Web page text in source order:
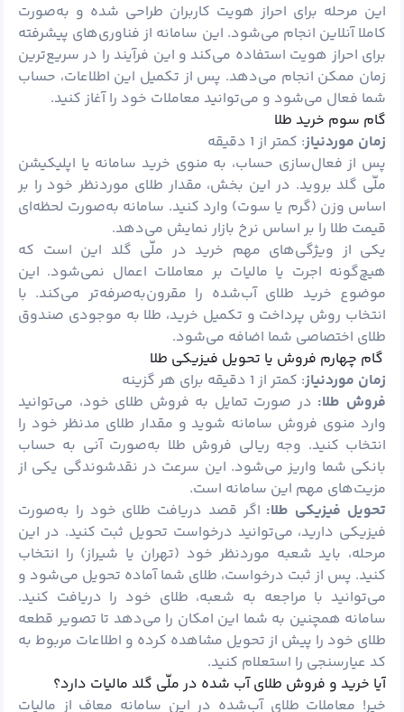
این مرحله برای احراز هویت کاربران طراحی شده و به‌صورت
کاملا آنلاین انجام می‌شود. این سامانه از فناوری‌های پیشرفته
برای احراز هویت استفاده می‌کند و این فرآیند را در سریع‌ترین
زمان ممکن انجام می‌دهد. پس از تکمیل این اطلاعات، حساب
شما فعال می‌شود و می‌توانید معاملات خود را آغاز کنید.
گام سوم خرید طلا
زمان موردنیاز: کمتر از 1 دقیقه
پس از فعال‌سازی حساب، به منوی خرید سامانه یا اپلیکیشن
ملّی گلد بروید. در این بخش، مقدار طلای موردنظر خود را بر
اساس وزن (گرم یا سوت) وارد کنید. سامانه به‌صورت لحظه‌ای
قیمت طلا را بر اساس نرخ بازار نمایش می‌دهد.
یکی از ویژگی‌های مهم خرید در ملّی گلد این است که
هیچ‌گونه اجرت یا مالیات بر معاملات اعمال نمی‌شود. این
موضوع خرید طلای آب‌شده را مقرون‌به‌صرفه‌تر می‌کند. با
انتخاب روش پرداخت و تکمیل خرید، طلا به موجودی صندوق
طلای اختصاصی شما اضافه می‌شود.
گام چهارم فروش یا تحویل فیزیکی طلا
زمان موردنیاز: کمتر از 1 دقیقه برای هر گزینه
فروش طلا: در صورت تمایل به فروش طلای خود، می‌توانید
وارد منوی فروش سامانه شوید و مقدار طلای مدنظر خود را
انتخاب کنید. وجه ریالی فروش طلا به‌صورت آنی به حساب
بانکی شما واریز می‌شود. این سرعت در نقدشوندگی یکی از
مزیت‌های مهم این سامانه است.
تحویل فیزیکی طلا: اگر قصد دریافت طلای خود را به‌صورت
فیزیکی دارید، می‌توانید درخواست تحویل ثبت کنید. در این
مرحله، باید شعبه موردنظر خود (تهران یا شیراز) را انتخاب
کنید. پس از ثبت درخواست، طلای شما آماده تحویل می‌شود و
می‌توانید با مراجعه به شعبه، طلای خود را دریافت کنید.
سامانه همچنین به شما این امکان را می‌دهد تا تصویر قطعه
طلای خود را پیش از تحویل مشاهده کرده و اطلاعات مربوط به
کد عیارسنجی را استعلام کنید.
آیا خرید و فروش طلای آب شده در ملّی گلد مالیات دارد؟
خیر! معاملات طلای آب‌شده در این سامانه معاف از مالیات